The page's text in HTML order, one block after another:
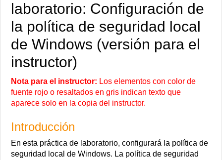
laboratorio: Configuración de
la política de seguridad local
de Windows (versión para el
instructor)
Nota para el instructor: Los elementos con color de
fuente rojo o resaltados en gris indican texto que
aparece solo en la copia del instructor.
Introducción
En esta práctica de laboratorio, configurará la política de
seguridad local de Windows. La política de seguridad